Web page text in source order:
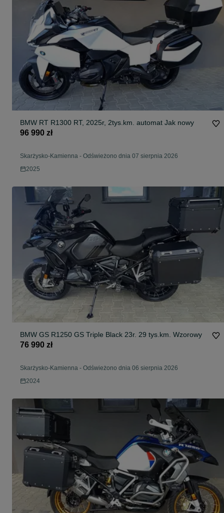
BMW RT R1300 RT, 2025r, 2tys.km. automat Jak nowy
96 990 zł
Skarżysko-Kamienna - Odświeżono dnia 07 sierpnia 2026
2025
BMW GS R1250 GS Triple Black 23r. 29 tys.km. Wzorowy
76 990 zł
Skarżysko-Kamienna - Odświeżono dnia 06 sierpnia 2026
2024